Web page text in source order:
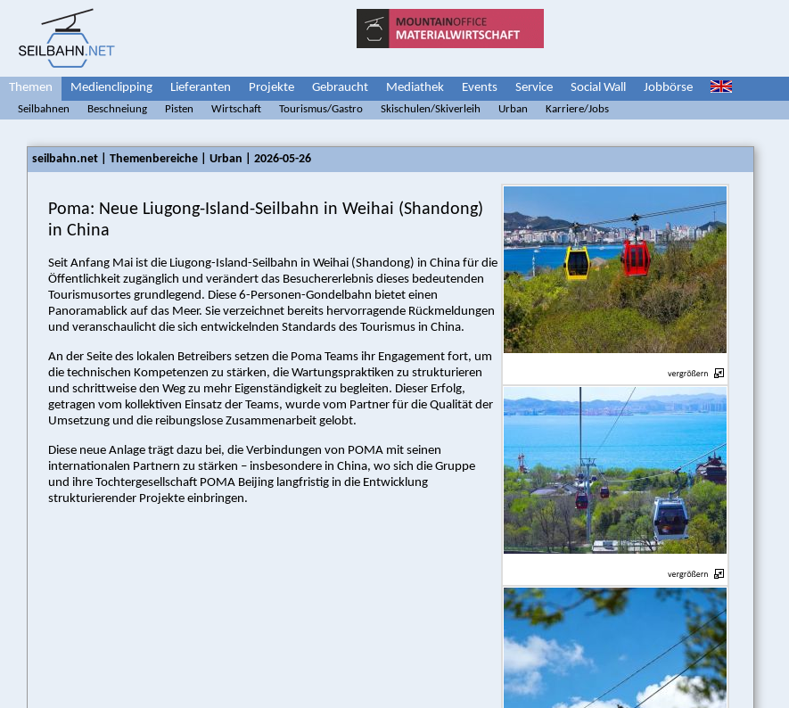
Themen Medienclipping Lieferanten Projekte Gebraucht Mediathek Events Service Social Wall Jobbörse
Seilbahnen Beschneiung Pisten Wirtschaft Tourismus/Gastro Skischulen/Skiverleih Urban Karriere/Jobs
seilbahn.net | Themenbereiche | Urban | 2026-05-26
Poma: Neue Liugong-Island-Seilbahn in Weihai (Shandong)
in China
Seit Anfang Mai ist die Liugong-Island-Seilbahn in Weihai (Shandong) in China für die
Öffentlichkeit zugänglich und verändert das Besuchererlebnis dieses bedeutenden
Tourismusortes grundlegend. Diese 6-Personen-Gondelbahn bietet einen
Panoramablick auf das Meer. Sie verzeichnet bereits hervorragende Rückmeldungen
und veranschaulicht die sich entwickelnden Standards des Tourismus in China.
An der Seite des lokalen Betreibers setzen die Poma Teams ihr Engagement fort, um
die technischen Kompetenzen zu stärken, die Wartungspraktiken zu strukturieren
und schrittweise den Weg zu mehr Eigenständigkeit zu begleiten. Dieser Erfolg,
getragen vom kollektiven Einsatz der Teams, wurde vom Partner für die Qualität der
Umsetzung und die reibungslose Zusammenarbeit gelobt.
Diese neue Anlage trägt dazu bei, die Verbindungen von POMA mit seinen
internationalen Partnern zu stärken – insbesondere in China, wo sich die Gruppe
und ihre Tochtergesellschaft POMA Beijing langfristig in die Entwicklung
strukturierender Projekte einbringen.